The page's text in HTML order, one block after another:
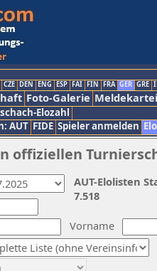
CZE DEN ENG ESP FAI FIN FRA GER GRE
Foto-Galerie Meldekartei
Elozahl
AUT FIDE Spieler anmelden
offiziellen
Vorname
AUT-Elolisten
7.518